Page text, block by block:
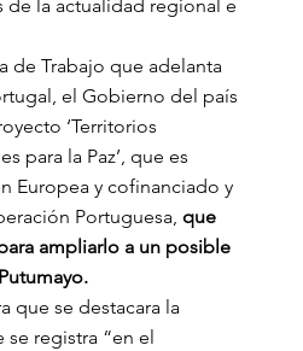
de la actualidad regional e
de Trabajo que adelanta
el Gobierno del país
‘Territorios
para la Paz’, que es
Europea y cofinanciado y
Portuguesa, que
ampliarlo a un posible
que se destacara la
registra “en el